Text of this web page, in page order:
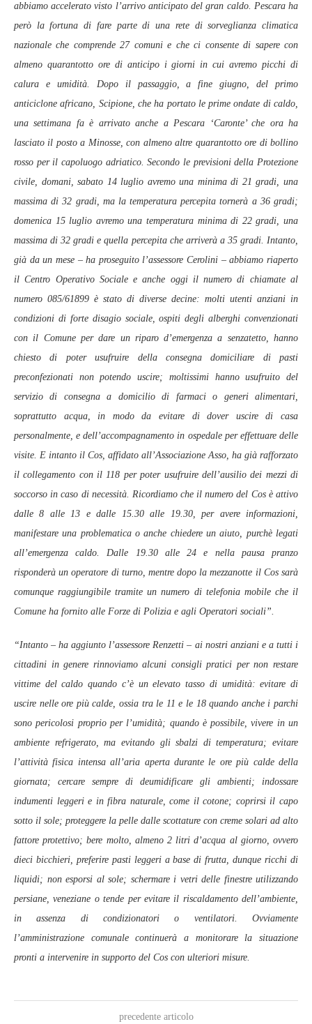
abbiamo accelerato visto l’arrivo anticipato del gran caldo. Pescara ha
però la fortuna di fare parte di una rete di sorveglianza climatica
nazionale che comprende 27 comuni e che ci consente di sapere con
almeno quarantotto ore di anticipo i giorni in cui avremo picchi di
calura e umidità. Dopo il passaggio, a fine giugno, del primo
anticiclone africano, Scipione, che ha portato le prime ondate di caldo,
una settimana fa è arrivato anche a Pescara ‘Caronte’ che ora ha
lasciato il posto a Minosse, con almeno altre quarantotto ore di bollino
rosso per il capoluogo adriatico. Secondo le previsioni della Protezione
civile, domani, sabato 14 luglio avremo una minima di 21 gradi, una
massima di 32 gradi, ma la temperatura percepita tornerà a 36 gradi;
domenica 15 luglio avremo una temperatura minima di 22 gradi, una
massima di 32 gradi e quella percepita che arriverà a 35 gradi. Intanto,
già da un mese – ha proseguito l’assessore Cerolini – abbiamo riaperto
il Centro Operativo Sociale e anche oggi il numero di chiamate al
numero 085/61899 è stato di diverse decine: molti utenti anziani in
condizioni di forte disagio sociale, ospiti degli alberghi convenzionati
con il Comune per dare un riparo d’emergenza a senzatetto, hanno
chiesto di poter usufruire della consegna domiciliare di pasti
preconfezionati non potendo uscire; moltissimi hanno usufruito del
servizio di consegna a domicilio di farmaci o generi alimentari,
soprattutto acqua, in modo da evitare di dover uscire di casa
personalmente, e dell’accompagnamento in ospedale per effettuare delle
visite. E intanto il Cos, affidato all’Associazione Asso, ha già rafforzato
il collegamento con il 118 per poter usufruire dell’ausilio dei mezzi di
soccorso in caso di necessità. Ricordiamo che il numero del Cos è attivo
dalle 8 alle 13 e dalle 15.30 alle 19.30, per avere informazioni,
manifestare una problematica o anche chiedere un aiuto, purchè legati
all’emergenza caldo. Dalle 19.30 alle 24 e nella pausa pranzo
risponderà un operatore di turno, mentre dopo la mezzanotte il Cos sarà
comunque raggiungibile tramite un numero di telefonia mobile che il
Comune ha fornito alle Forze di Polizia e agli Operatori sociali”.
“Intanto – ha aggiunto l’assessore Renzetti – ai nostri anziani e a tutti i
cittadini in genere rinnoviamo alcuni consigli pratici per non restare
vittime del caldo quando c’è un elevato tasso di umidità: evitare di
uscire nelle ore più calde, ossia tra le 11 e le 18 quando anche i parchi
sono pericolosi proprio per l’umidità; quando è possibile, vivere in un
ambiente refrigerato, ma evitando gli sbalzi di temperatura; evitare
l’attività fisica intensa all’aria aperta durante le ore più calde della
giornata; cercare sempre di deumidificare gli ambienti; indossare
indumenti leggeri e in fibra naturale, come il cotone; coprirsi il capo
sotto il sole; proteggere la pelle dalle scottature con creme solari ad alto
fattore protettivo; bere molto, almeno 2 litri d’acqua al giorno, ovvero
dieci bicchieri, preferire pasti leggeri a base di frutta, dunque ricchi di
liquidi; non esporsi al sole; schermare i vetri delle finestre utilizzando
persiane, veneziane o tende per evitare il riscaldamento dell’ambiente,
in assenza di condizionatori o ventilatori. Ovviamente
l’amministrazione comunale continuerà a monitorare la situazione
pronti a intervenire in supporto del Cos con ulteriori misure.
precedente articolo